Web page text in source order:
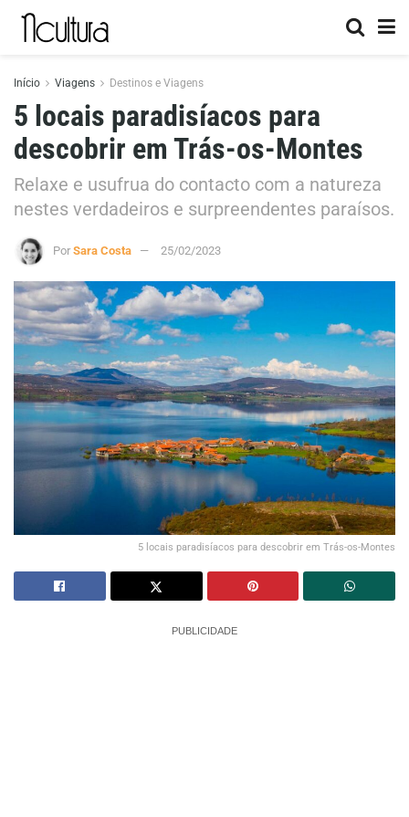
Início Viagens Destinos e Viagens
5 locais paradisíacos para
descobrir em Trás-os-Montes
Relaxe e usufrua do contacto com a natureza
nestes verdadeiros e surpreendentes paraísos.
Por Sara Costa 25/02/2023
5 locais paradisíacos para descobrir em Trás-os-Montes
PUBLICIDADE